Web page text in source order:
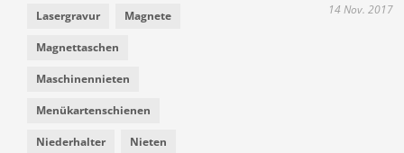
Lasergravur Magnete
Magnettaschen
Maschinennieten
Menükartenschienen
Niederhalter Nieten
14 Nov. 2017